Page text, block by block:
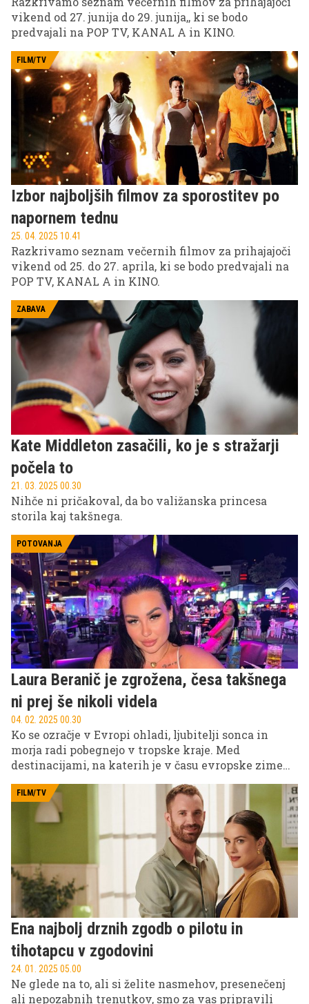
vikend od 27. junija do 29. junija,, ki se bodo
predvajali na POP TV, KANAL A in KINO.
FILM/TV
Izbor najboljših filmov za sporostitev po
napornem tednu
25. 04. 2025 10.41
Razkrivamo seznam večernih filmov za prihajajoči
vikend od 25. do 27. aprila, ki se bodo predvajali na
POP TV, KANAL A in KINO.
ZABAVA
Kate Middleton zasačili, ko je s stražarji
počela to
21. 03. 2025 00.30
Nihče ni pričakoval, da bo valižanska princesa
storila kaj takšnega.
POTOVANJA
Laura Beranič je zgrožena, česa takšnega
ni prej še nikoli videla
04. 02. 2025 00.30
Ko se ozračje v Evropi ohladi, ljubitelji sonca in
morja radi pobegnejo v tropske kraje. Med
destinacijami, na katerih je v času evropske zime
priljubljena Tajska – dežela osupljive narave,
čudovitih plaž in ugodnih cen. Pred nedavnim jo je
obiskala tudi vsem dobro znana udeleženka
resničnostnih šovov Sanjski moški ter Kmetija
Laura Beranič, ki nam je v zanimivem pogovoru
zaupala svoje vtise o tej slikoviti azijski državi.
FILM/TV
Ena najbolj drznih zgodb o pilotu in
tihotapcu v zgodovini
24. 01. 2025 05.00
Ne glede na to, ali si želite nasmehov, presenečenj
ali nepozabnih trenutkov, smo za vas pripravili